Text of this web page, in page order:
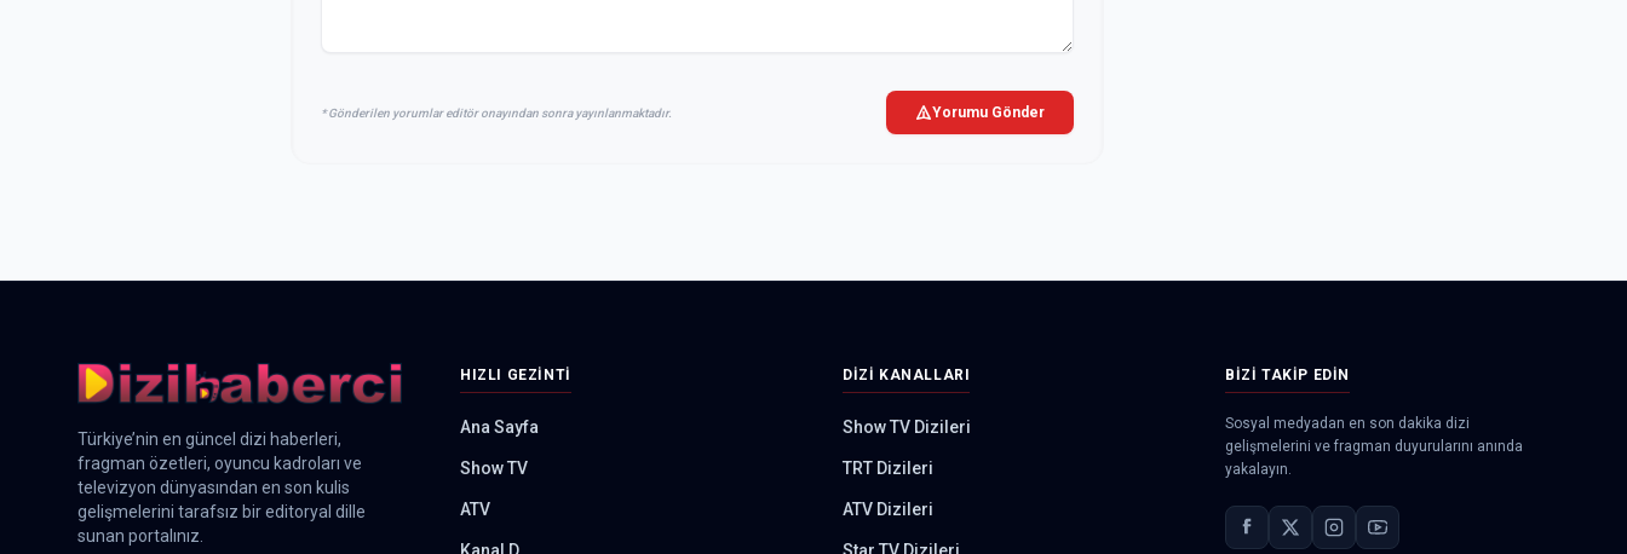
* Gönderilen yorumlar editör onayından sonra yayınlanmaktadır. Yorumu Gönder
Türkiye’nin en güncel dizi haberleri,
fragman özetleri, oyuncu kadroları ve
televizyon dünyasından en son kulis
gelişmelerini tarafsız bir editoryal dille
sunan portalınız.
HIZLI GEZINTI
Ana Sayfa
Show TV
ATV
DIZI KANALLARI
Show TV Dizileri
TRT Dizileri
ATV Dizileri
BIZI TAKIP EDIN
Sosyal medyadan en son dakika dizi
gelişmelerini ve fragman duyurularını anında
yakalayın.